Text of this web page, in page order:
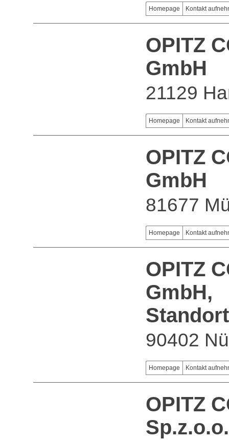
Homepage Kontakt
OPITZ
GmbH
21129
Homepage Kontakt
OPITZ
GmbH
81677
Homepage Kontakt
OPITZ
GmbH,
90402
Homepage Kontakt
OPITZ
Sp.z.o.o.